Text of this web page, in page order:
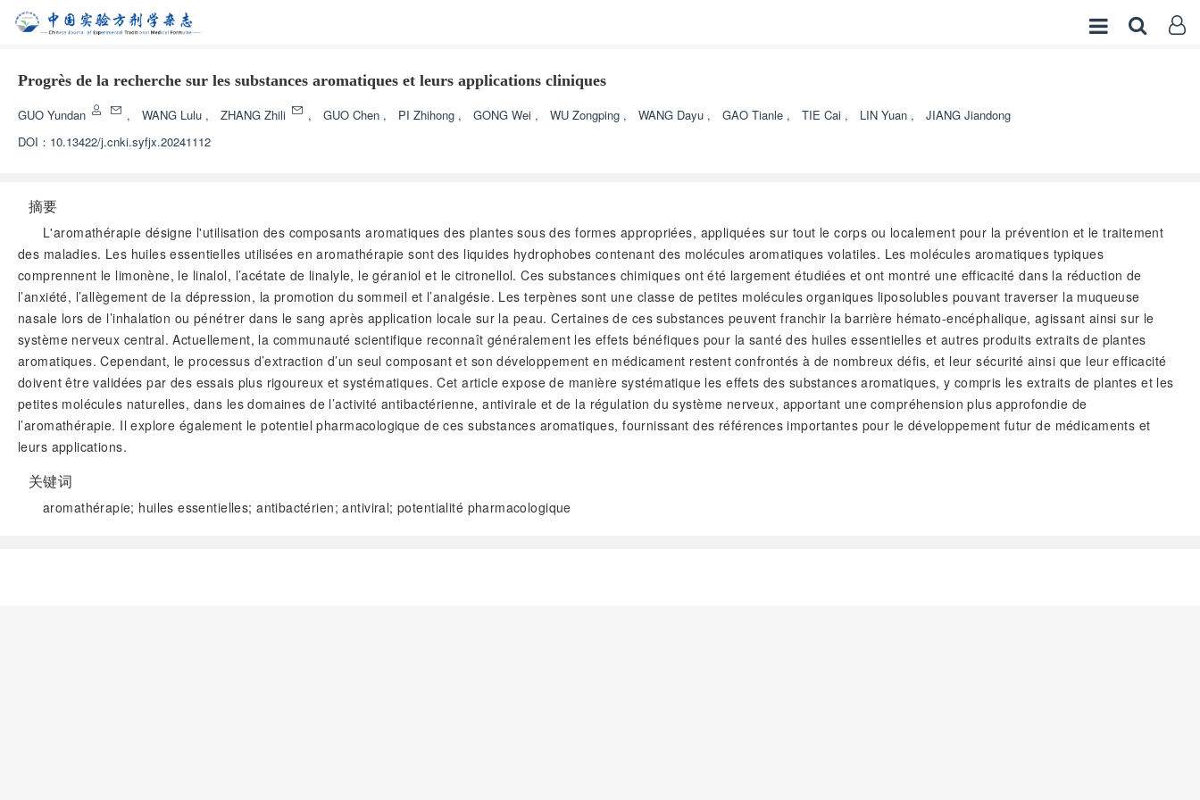
Progrès de la recherche sur les substances aromatiques et leurs applications cliniques
GUO Yundan , WANG Lulu , ZHANG Zhili , GUO Chen , PI Zhihong , GONG Wei , WU Zongping , WANG Dayu , GAO Tianle , TIE Cai , LIN Yuan ,
JIANG Jiandong
DOI： 10.13422/j.cnki.syfjx.20241112
摘要
L'aromathérapie désigne l'utilisation des composants aromatiques des plantes sous des formes appropriées, appliquées sur tout le corps ou localement pour la prévention et le traitement
des maladies. Les huiles essentielles utilisées en aromathérapie sont des liquides hydrophobes contenant des molécules aromatiques volatiles. Les molécules aromatiques typiques
comprennent le limonène, le linalol, l’acétate de linalyle, le géraniol et le citronellol. Ces substances chimiques ont été largement étudiées et ont montré une efficacité dans la réduction de
l’anxiété, l’allègement de la dépression, la promotion du sommeil et l’analgésie. Les terpènes sont une classe de petites molécules organiques liposolubles pouvant traverser la muqueuse
nasale lors de l’inhalation ou pénétrer dans le sang après application locale sur la peau. Certaines de ces substances peuvent franchir la barrière hémato-encéphalique, agissant ainsi sur le
système nerveux central. Actuellement, la communauté scientifique reconnaît généralement les effets bénéfiques pour la santé des huiles essentielles et autres produits extraits de plantes
aromatiques. Cependant, le processus d’extraction d’un seul composant et son développement en médicament restent confrontés à de nombreux défis, et leur sécurité ainsi que leur efficacité
doivent être validées par des essais plus rigoureux et systématiques. Cet article expose de manière systématique les effets des substances aromatiques, y compris les extraits de plantes et les
petites molécules naturelles, dans les domaines de l’activité antibactérienne, antivirale et de la régulation du système nerveux, apportant une compréhension plus approfondie de
l’aromathérapie. Il explore également le potentiel pharmacologique de ces substances aromatiques, fournissant des références importantes pour le développement futur de médicaments et
leurs applications.
关键词
aromathérapie; huiles essentielles; antibactérien; antiviral; potentialité pharmacologique